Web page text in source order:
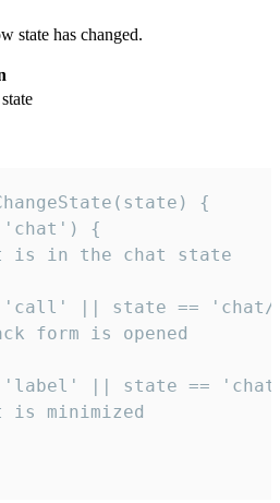
state has changed.
{
{
is in the chat state
|| state ==
form is opened
|| state ==
is minimized